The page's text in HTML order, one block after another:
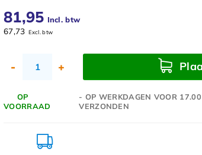
81,95 Incl. btw
67,73 Excl. btw
- +
OP
VOORRAAD
- OP WERKDAGEN VOOR
VERZONDEN